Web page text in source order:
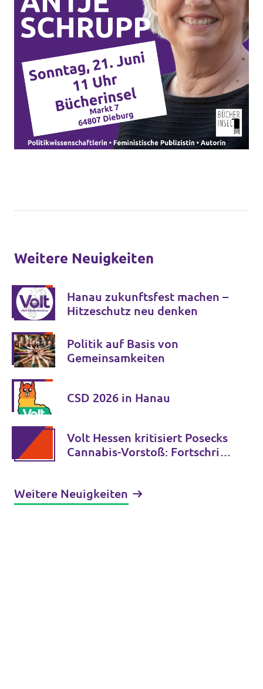
Weitere Neuigkeiten
Hanau zukunftsfest machen –
Hitzeschutz neu denken
Politik auf Basis von
Gemeinsamkeiten
CSD 2026 in Hanau
Volt Hessen kritisiert Posecks
Cannabis-Vorstoß: Fortschritt
Weitere Neuigkeiten